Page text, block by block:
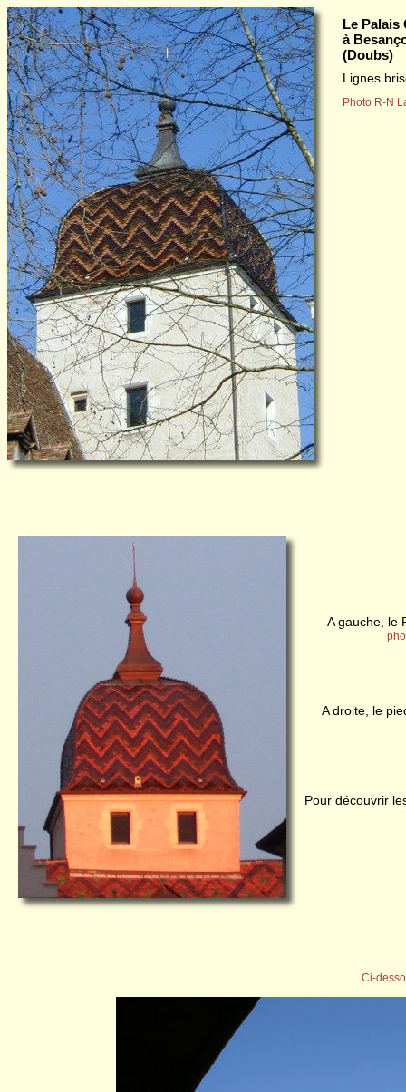
Le Palais
à
(Doubs)
Lignes
Photo R-N
A gauche, le
A droite, le
Pour découvrir
Ci-